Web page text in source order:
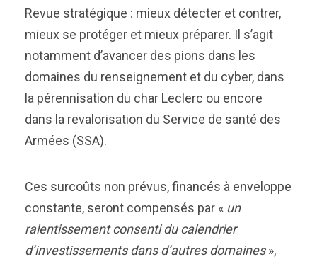
Revue stratégique : mieux détecter et contrer,
mieux se protéger et mieux préparer. Il s’agit
notamment d’avancer des pions dans les
domaines du renseignement et du cyber, dans
la pérennisation du char Leclerc ou encore
dans la revalorisation du Service de santé des
Armées (SSA).
Ces surcoûts non prévus, financés à enveloppe
constante, seront compensés par « un
ralentissement consenti du calendrier
d’investissements dans d’autres domaines»,